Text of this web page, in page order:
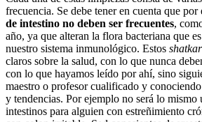
frecuencia. Se debe tener en cuenta que por
de intestino no deben ser frecuentes,
año, ya que alteran la flora bacteriana que
nuestro sistema inmunológico. Estos
claros sobre la salud, con lo que nunca
con lo que hayamos leído por ahí, sino
maestro o profesor cualificado y
y tendencias. Por ejemplo no será lo mismo
intestinos para alguien con estreñimiento